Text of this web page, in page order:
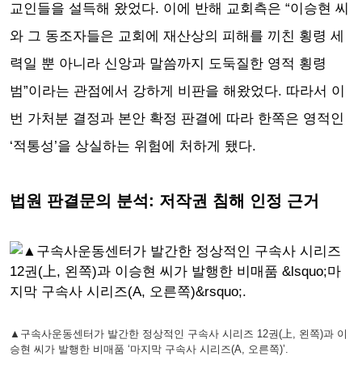
교인들을 설득해 왔었다. 이에 반해 교회측은 “이승현 씨
와 그 동조자들은 교회에 재산상의 피해를 끼친 횡령 세
력일 뿐 아니라 신앙과 말씀까지 도둑질한 영적 횡령
범”이라는 관점에서 강하게 비판을 해왔었다. 따라서 이
번 가처분 결정과 본안 확정 판결에 따라 한쪽은 영적인
‘적통성’을 상실하는 위험에 처하게 됐다.
법원 판결문의 분석: 저작권 침해 인정 근거
▲구속사운동센터가 발간한 정상적인 구속사 시리즈 12권(上, 왼쪽)과 이
승현 씨가 발행한 비매품 ‘마지막 구속사 시리즈(A, 오른쪽)’.